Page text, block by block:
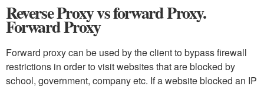
Reverse Proxy vs forward Proxy.
Forward Proxy
Forward proxy can be used by the client to bypass firewall
restrictions in order to visit websites that are blocked by
school, government, company etc. If a website blocked an IP